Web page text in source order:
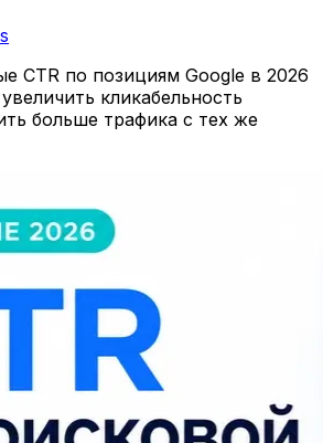
CTR по позициям Google в 2026
кликабельность
больше трафика с тех же